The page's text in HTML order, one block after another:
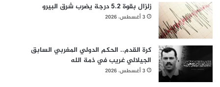
زلزال بقوة 5.2 درجة يضرب شرق البيرو
3 أغسطس، 2026
كرة القدم.. الحكم الدولي المغربي السابق
الجيلالي غريب في ذمة الله
3 أغسطس، 2026